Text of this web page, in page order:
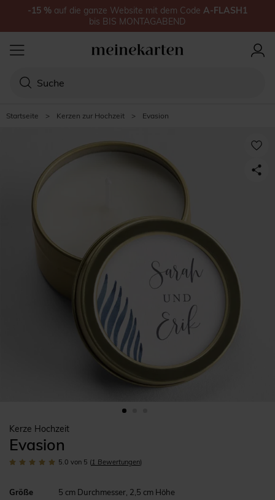
Startseite > Kerzen zur Hochzeit > Evasion
Kerze Hochzeit
Evasion
5.0 von 5 (1 Bewertungen)
Größe 5 cm Durchmesser, 2,5 cm Höhe
-15 % auf die ganze Website mit dem Code A-FLASH1
bis BIS MONTAGABEND